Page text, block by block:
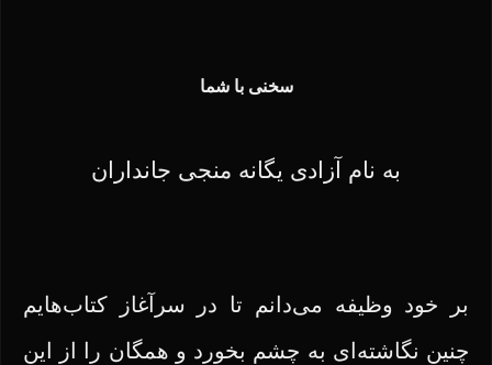
سخنی با شما
به نام آزادی یگانه منجی جانداران
بر خود وظیفه می‌دانم تا در سرآغاز کتاب‌هایم
چنین نگاشته‌ای به چشم بخورد و همگان را از این